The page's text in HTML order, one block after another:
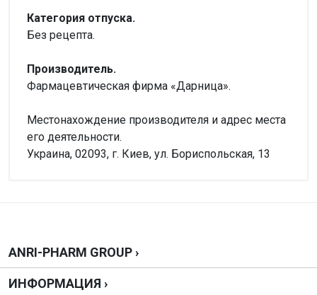
Категория отпуска.
Без рецепта.
Производитель.
Фармацевтическая фирма «Дарница».
Местонахождение производителя и адрес места
его деятельности.
Украина, 02093, г. Киев, ул. Бориспольская, 13
Да, можно.
Написать отзыв
Оценка
ANRI-PHARM GROUP ›
ИНФОРМАЦИЯ ›